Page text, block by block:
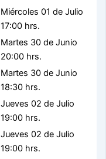
Miércoles 01 de Julio
17:00 hrs.
Martes 30 de Junio
20:00 hrs.
Martes 30 de Junio
18:30 hrs.
Jueves 02 de Julio
19:00 hrs.
Jueves 02 de Julio
19:00 hrs.